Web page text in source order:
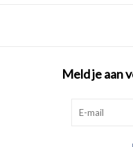
Meld je aan